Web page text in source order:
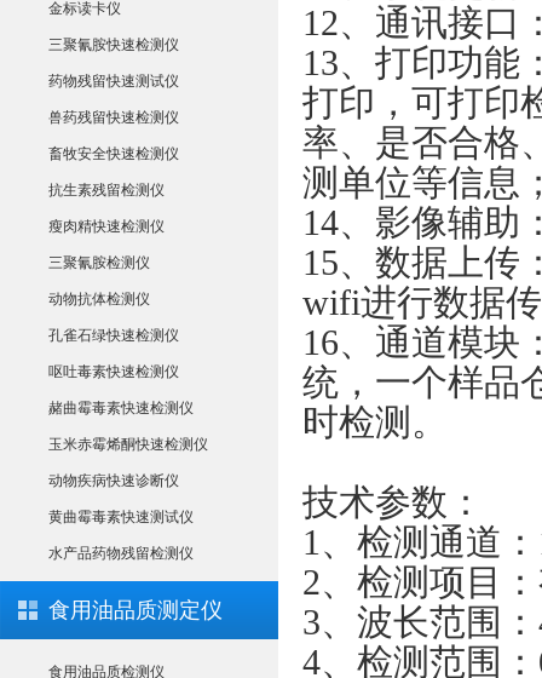
金标读卡仪
三聚氰胺快速检测仪
药物残留快速测试仪
兽药残留快速检测仪
畜牧安全快速检测仪
抗生素残留检测仪
瘦肉精快速检测仪
三聚氰胺检测仪
动物抗体检测仪
孔雀石绿快速检测仪
呕吐毒素快速检测仪
赭曲霉毒素快速检测仪
玉米赤霉烯酮快速检测仪
动物疾病快速诊断仪
黄曲霉毒素快速测试仪
水产品药物残留检测仪
食用油品质测定仪
食用油品质检测仪
12、通讯接口
13、打印功能
打印，可打印
率、是否合格
测单位等信息
14、影像辅助
15、数据上传
wifi进行数据
16、通道模块
统，一个样品
时检测。
技术参数：
1、检测通道
2、检测项目
3、波长范围
4、检测范围